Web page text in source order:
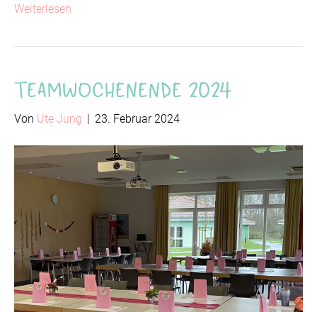
Weiterlesen
Teamwochenende 2024
Von Ute Jung | 23. Februar 2024